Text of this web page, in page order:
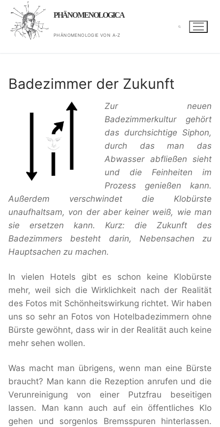
Zum
Inhalt
springen
PHÄNOMENOLOGICA
PHÄNOMENOLOGIE VON A-Z
Badezimmer der Zukunft
Zur neuen
Badezimmerkultur gehört
das durchsichtige Siphon,
durch das man das
Abwasser abfließen sieht
und die Feinheiten im
Prozess genießen kann.
Außerdem verschwindet die Klobürste
unaufhaltsam, von der aber keiner weiß, wie man
sie ersetzen kann. Kurz: die Zukunft des
Badezimmers besteht darin, Nebensachen zu
Hauptsachen zu machen.
In vielen Hotels gibt es schon keine Klobürste
mehr, weil sich die Wirklichkeit nach der Realität
des Fotos mit Schönheitswirkung richtet. Wir haben
uns so sehr an Fotos von Hotelbadezimmern ohne
Bürste gewöhnt, dass wir in der Realität auch keine
mehr sehen wollen.
Was macht man übrigens, wenn man eine Bürste
braucht? Man kann die Rezeption anrufen und die
Verunreinigung von einer Putzfrau beseitigen
lassen. Man kann auch auf ein öffentliches Klo
gehen und sorgenlos Bremsspuren hinterlassen.